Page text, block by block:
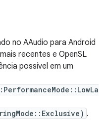
no AAudio para Android
recentes e OpenSL
possível em um
.